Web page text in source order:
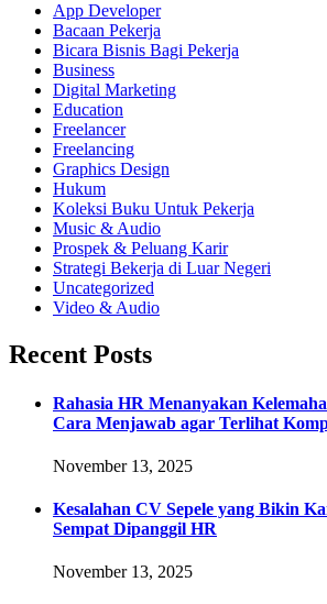
App Developer
Bacaan Pekerja
Bicara Bisnis Bagi Pekerja
Business
Digital Marketing
Education
Freelancer
Freelancing
Graphics Design
Hukum
Koleksi Buku Untuk Pekerja
Music & Audio
Prospek & Peluang Karir
Strategi Bekerja di Luar Negeri
Uncategorized
Video & Audio
Recent Posts
Rahasia HR Menanyakan
Cara Menjawab agar Terlihat
November 13, 2025
Kesalahan CV Sepele yang Bikin
Sempat Dipanggil HR
November 13, 2025